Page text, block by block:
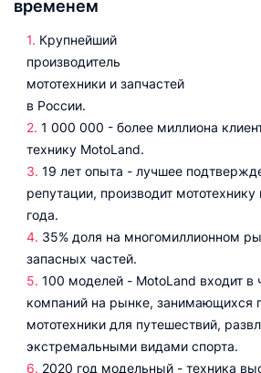
временем
Крупнейший
производитель
мототехники и запчастей
в России.
1 000 000 - более миллиона
технику MotoLand.
19 лет опыта - лучшее
репутации, производит мототехнику
года.
35% доля на многомиллионном
запасных частей.
100 моделей - MotoLand входит
компаний на рынке, занимающихся
мототехники для путешествий,
экстремальными видами спорта.
2020 год модельный - техника